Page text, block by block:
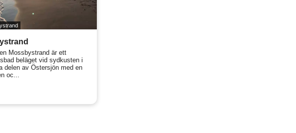
Mossbystrand är ett
beläget vid sydkusten i
delen av Östersjön med en
oc...